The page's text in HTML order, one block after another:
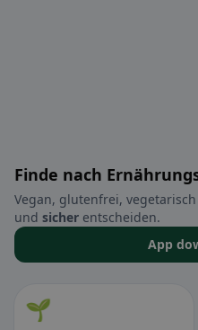
Finde nach
Vegan, glutenfrei,
und sicher entscheiden.
App
🌱